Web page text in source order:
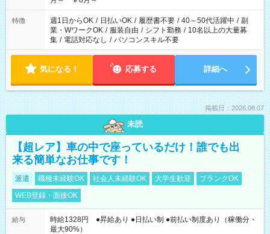
特徴 週1日からOK / 日払いOK / 履歴書不要 / 40～50代活躍中 / 副
業・WワークOK / 服装自由 / シフト勤務 / 10名以上の大量募
集 / 電話対応なし / パソコンスキル不要
気になる！ 応募する 詳細へ
掲載日：2026.08.07
未読
【超レア】車の中で座っているだけ！誰でも出
来る簡単なお仕事です！
派遣 職種未経験OK 社会人未経験OK 大学生歓迎
ブランクOK
WEB登録・面接OK
給与
時給1328円 ●昇給あり ●日払い制 ●前払い制度あり（稼働分・
最大90%）